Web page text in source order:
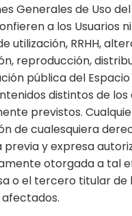
Generales de Uso
a los Usuarios
utilización, RRHH,
reproducción,
pública del
distintos de los
previstos.
de cualesquiera
previa y expresa
otorgada a tal
o el tercero titular de